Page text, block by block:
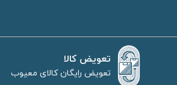
تعویض کالا
تعویض رایگان کالای معیوب